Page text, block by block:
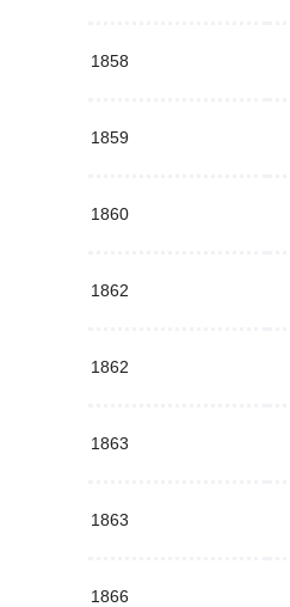
1858
1859
1860
1862
1862
1863
1863
1866